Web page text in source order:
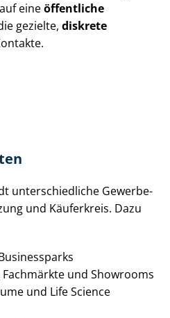
eineöffentliche
gezielte, diskrete
un­ter­schied­li­che Ge­wer­be­
und Käuferkreis. Dazu
und Showrooms
und Life Science